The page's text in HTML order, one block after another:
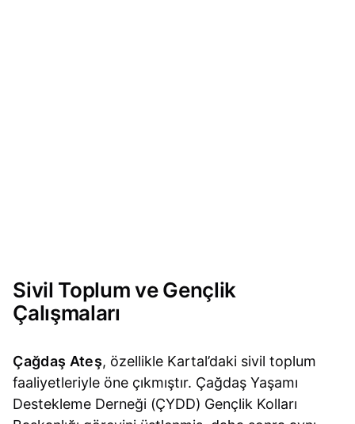
Sivil Toplum ve Gençlik
Çalışmaları
Çağdaş Ateş, özellikle Kartal’daki sivil toplum
faaliyetleriyle öne çıkmıştır. Çağdaş Yaşamı
Destekleme Derneği (ÇYDD) Gençlik Kolları